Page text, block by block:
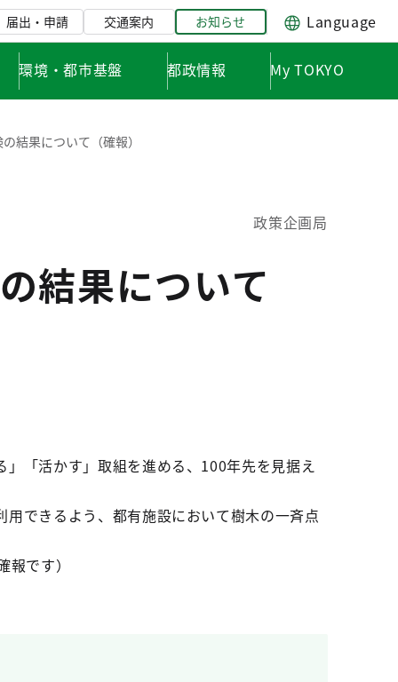
届出・申請 交通案内 お知らせ Language
環境・都市基盤 都政情報 My TOKYO
結果について（確報）
政策企画局
結果について
「活かす」取組を進める、100年先を見据え
できるよう、都有施設において樹木の一斉点
報です）